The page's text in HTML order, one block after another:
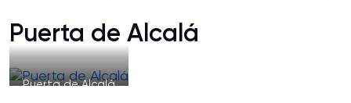
Puerta de Alcalá
Puerta de Alcalá